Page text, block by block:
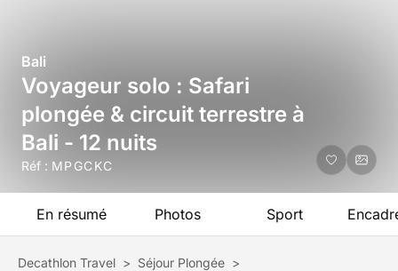
Bali
Voyageur solo : Safari
plongée & circuit terrestre à
Bali - 12 nuits
Réf : MPGCKC
En résumé Photos Sport
Decathlon Travel > Séjour Plongée >